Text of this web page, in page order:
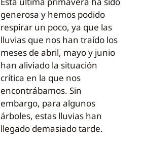
generosa y hemos podido
respirar un poco, ya que las
lluvias que nos han traído los
meses de abril, mayo y junio
han aliviado la situación
crítica en la que nos
encontrábamos. Sin
embargo, para algunos
árboles, estas lluvias han
llegado demasiado tarde.